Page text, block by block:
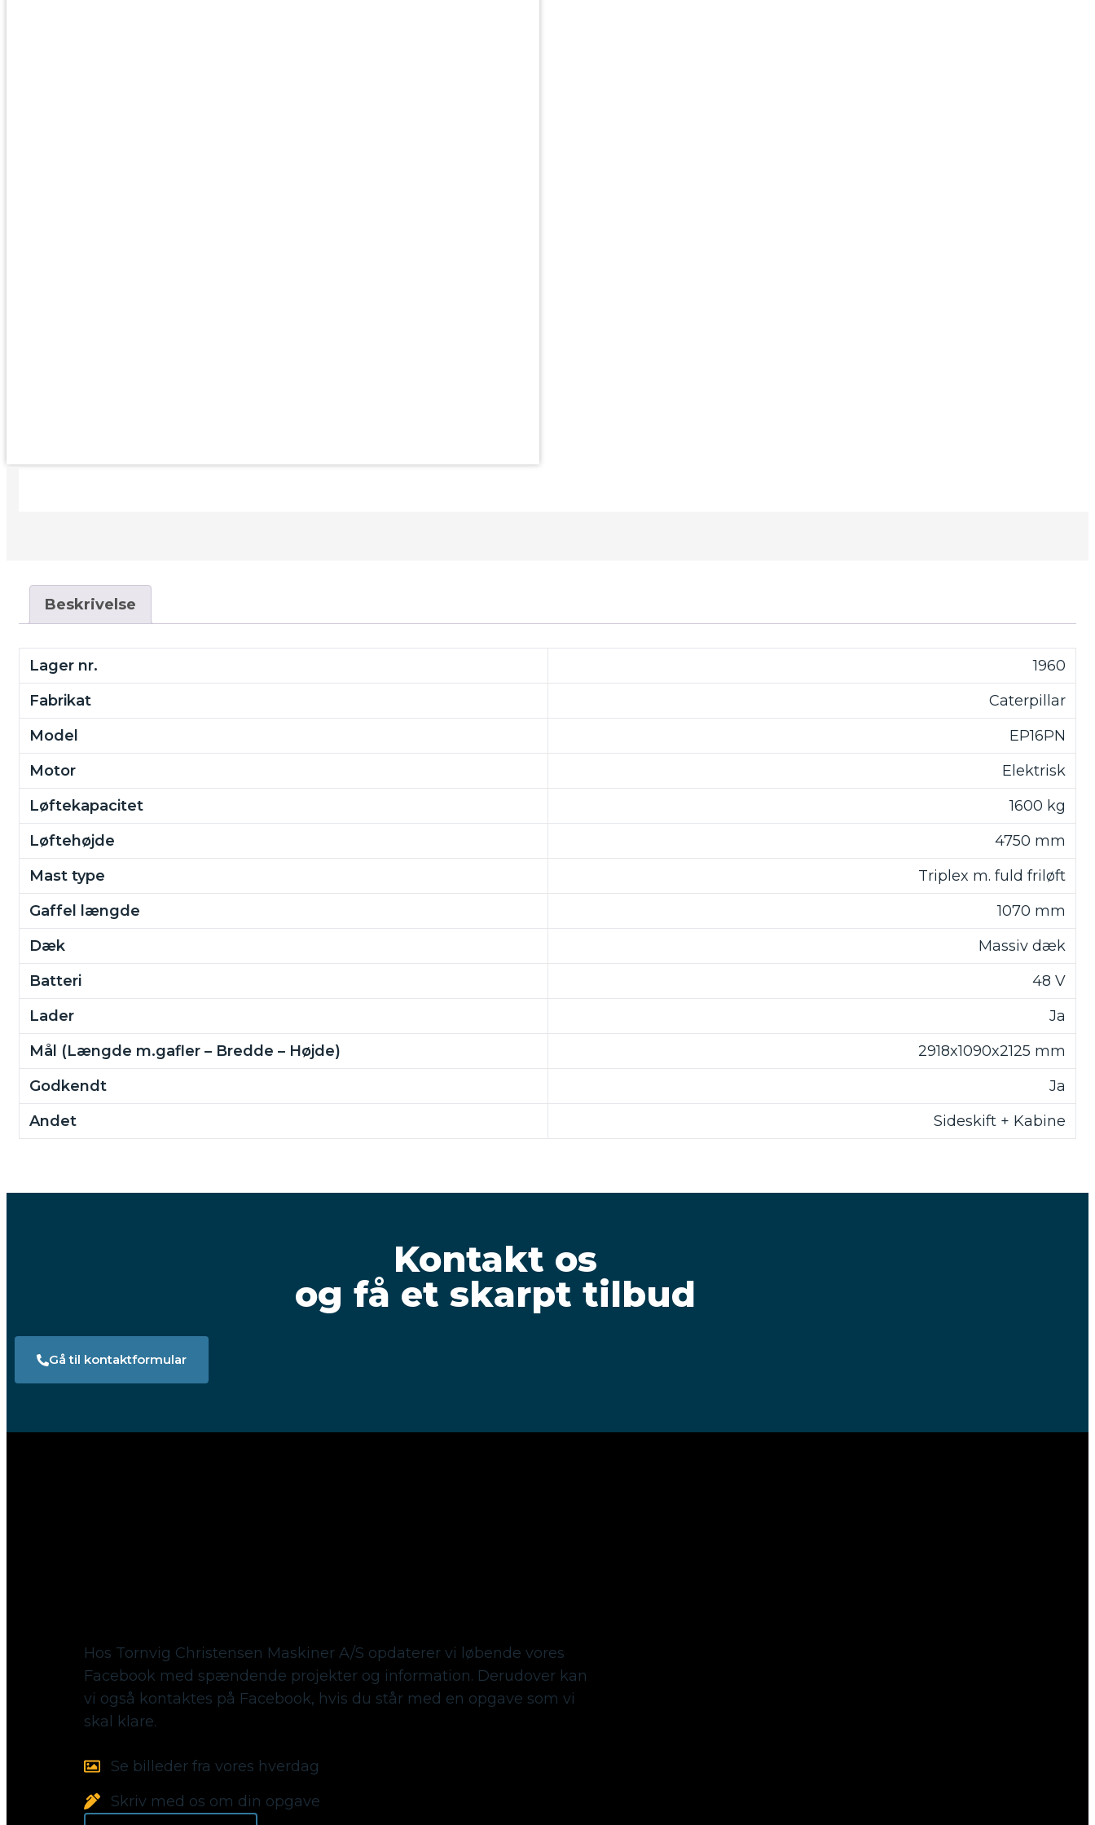
Beskrivelse
Lager nr.
1960
Fabrikat
Caterpillar
Model
EP16PN
Motor
Elektrisk
Løftekapacitet
1600 kg
Løftehøjde
4750 mm
Mast type
Triplex m. fuld friløft
Gaffel længde
1070 mm
Dæk
Massiv dæk
Batteri
48 V
Lader
Ja
Mål (Længde m.gafler – Bredde – Højde)
2918x1090x2125 mm
Godkendt
Ja
Andet
Sideskift + Kabine
Kontakt os
og få et skarpt tilbud
Gå til kontaktformular
Hos Tornvig Christensen Maskiner A/S opdaterer vi løbende vores
Facebook med spændende projekter og information. Derudover kan
vi også kontaktes på Facebook, hvis du står med en opgave som vi
skal klare.
Se billeder fra vores hverdag
Skriv med os om din opgave